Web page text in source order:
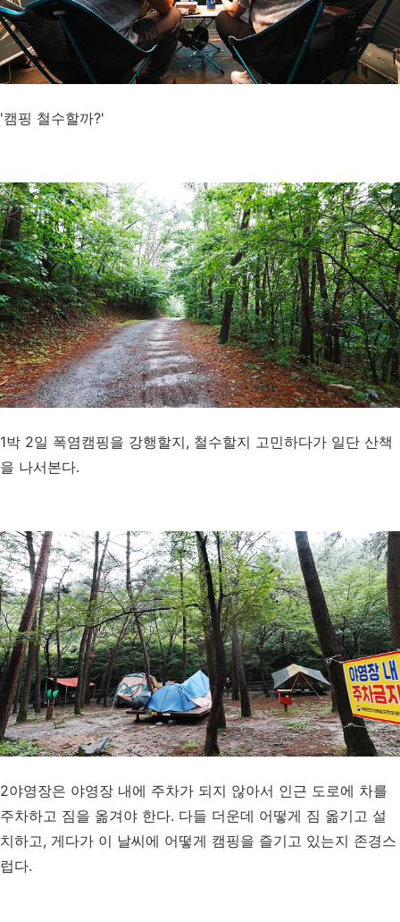
'캠핑 철수할까?'
1박 2일 폭염캠핑을 강행할지, 철수할지 고민하다가 일단 산책
을 나서본다.
2야영장은 야영장 내에 주차가 되지 않아서 인근 도로에 차를
주차하고 짐을 옮겨야 한다. 다들 더운데 어떻게 짐 옮기고 설
치하고, 게다가 이 날씨에 어떻게 캠핑을 즐기고 있는지 존경스
럽다.